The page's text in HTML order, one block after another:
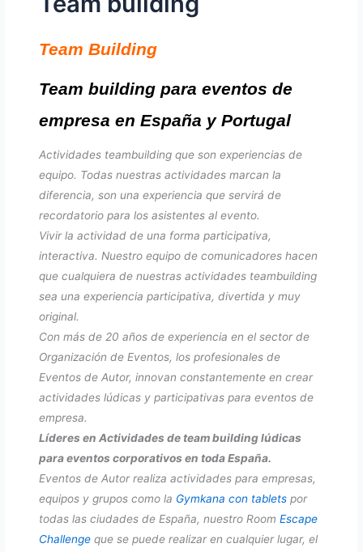
Team Building
Team building para eventos de
empresa en España y Portugal
Actividades teambuilding que son experiencias de
equipo. Todas nuestras actividades marcan la
diferencia, son una experiencia que servirá de
recordatorio para los asistentes al evento.
Vivir la actividad de una forma participativa,
interactiva. Nuestro equipo de comunicadores hacen
que cualquiera de nuestras actividades teambuilding
sea una experiencia participativa, divertida y muy
original.
Con más de 20 años de experiencia en el sector de
Organización de Eventos, los profesionales de
Eventos de Autor, innovan constantemente en crear
actividades lúdicas y participativas para eventos de
empresa.
Líderes en Actividades de team building lúdicas
para eventos corporativos en toda España.
Eventos de Autor realiza actividades para empresas,
equipos y grupos como la Gymkana con tablets por
todas las ciudades de España, nuestro RoomEscape
Challenge que se puede realizar en cualquier lugar, el